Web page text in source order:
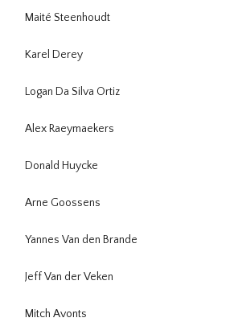
Maité Steenhoudt
Karel Derey
Logan Da Silva Ortiz
Alex Raeymaekers
Donald Huycke
Arne Goossens
Yannes Van den Brande
Jeff Van der Veken
Mitch Avonts